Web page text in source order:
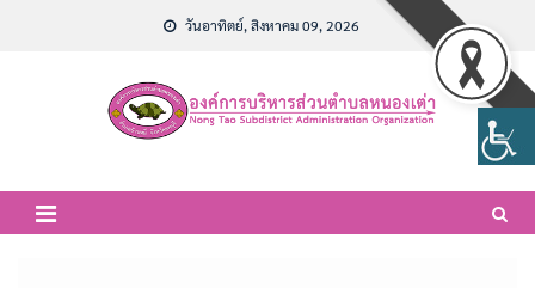
วันอาทิตย์, สิงหาคม 09, 2026